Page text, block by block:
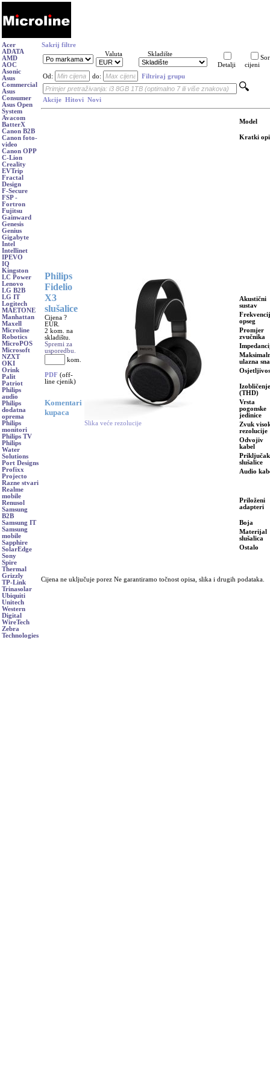
Acer
ADATA
AMD
AOC
Asonic
Asus
Commercial
Asus
Consumer
Asus Open
System
Avacom
BatterX
Canon B2B
Canon foto-
video
Canon OPP
C-Lion
Creality
EVTrip
Fractal
Design
F-Secure
FSP -
Fortron
Fujitsu
Gainward
Genesis
Genius
Gigabyte
Intel
Intellinet
IPEVO
IQ
Kingston
LC Power
Lenovo
LG B2B
LG IT
Logitech
MAETONE
Manhattan
Maxell
Microline
Robotics
MicroPOS
Microsoft
NZXT
OKI
Orink
Palit
Patriot
Philips
audio
Philips
dodatna
oprema
Philips
monitori
Philips TV
Philips
Water
Solutions
Port Designs
Profixx
Projecto
Razne stvari
Realme
mobile
Renusol
Samsung
B2B
Samsung IT
Samsung
mobile
Sapphire
SolarEdge
Sony
Spire
Thermal
Grizzly
TP-Link
Trinasolar
Ubiquiti
Unitech
Western
Digital
WireTech
Zebra
Technologies
Sakrij filtre
Valuta
Skladište
Detalji
cijeni
Od:
do: Filtriraj grupu
Akcije Hitovi Novi
Philips
Fidelio
X3
slušalice
Cijena ?
EUR.
2 kom. na
skladištu.
Spremi za
usporedbu.
kom.
PDF (off-
line cjenik)
Komentari
kupaca
Slika veće rezolucije
Model
Kratki
Akustični
sustav
opseg
Promjer
zvučnika
ulazna
Izobličenje
(THD)
Vrsta
pogonske
jedinice
Zvuk
rezolucije
Odvojiv
kabel
slušalice
Audio
Priloženi
adapteri
Boja
Materijal
slušalica
Ostalo
Cijena ne uključuje porez Ne garantiramo točnost opisa, slika i drugih podataka.